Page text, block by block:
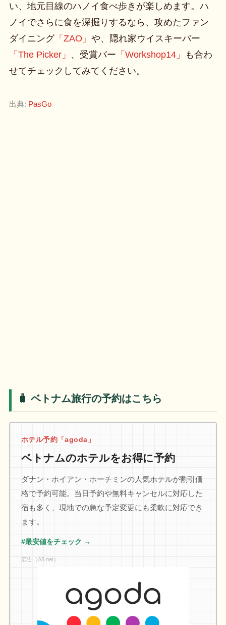
い、地元目線のハノイ食べ歩きが楽しめます。ハ
ノイでさらに食を深掘りするなら、攻めたファン
ダイニング「ZAO」 や、隠れ家ウイスキーバー
「The Picker」 、受賞バー 「Workshop14」
も合わ
せてチェックしてみてください。
出典: PasGo
🧳 ベトナム旅行の予約はこちら
ホテル予約「agoda」
ベトナムのホテルをお得に予約
ダナン・ホイアン・ホーチミンの人気ホテルが割引価
格で予約可能。当日予約や無料キャンセルに対応した
宿も多く、現地での急な予定変更にも柔軟に対応でき
ます。
#最安値をチェック →
広告（A8.net）